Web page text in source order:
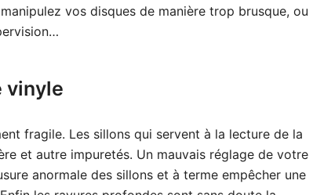
vos disques de manière trop brusque, ou
vinyle
fragile. Les sillons qui servent à la lecture de la
et autre impuretés. Un mauvais réglage de votre
anormale des sillons et à terme empêcher une